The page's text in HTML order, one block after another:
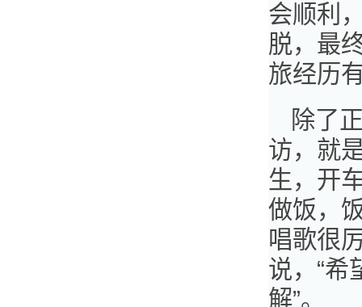
会顺利
脱，最
旅经历
除了
访，就
生，开
做饭，
唱歌很
说，“希
解”。